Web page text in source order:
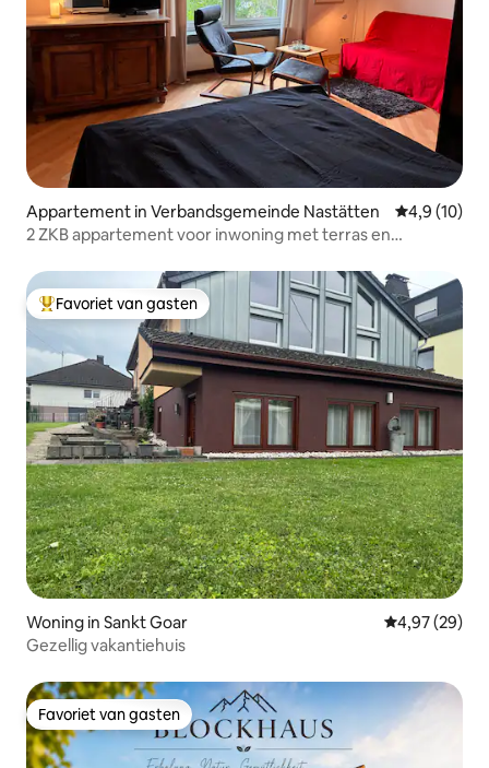
Appartement in Verbandsgemeinde Nastätten
4,9 (10)
2 ZKB appartement voor inwoning met terras en
Topfavoriet van gasten
Favoriet van gasten
Woning in Sankt Goar Gemiddelde
4,97 (29)
Gezellig vakantiehuis
Favoriet van gasten
Favoriet van gasten